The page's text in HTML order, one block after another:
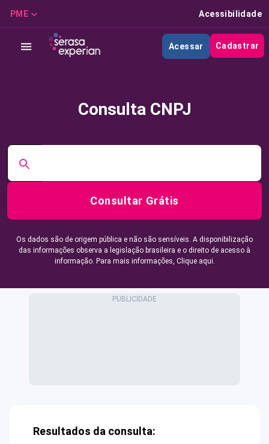
PME Acessibilidade
Acessar Cadastrar
Consulta CNPJ
Consultar Grátis
Os dados são de origem pública e não são sensíveis. A disponibilização
das informações observa a legislação brasileira e o direito de acesso à
informação. Para mais informações, Clique aqui.
Resultados da consulta: